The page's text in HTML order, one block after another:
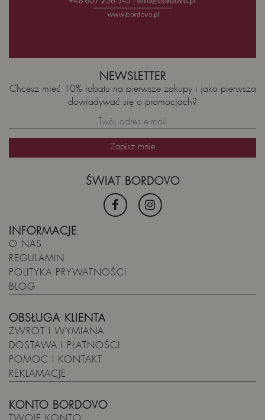
INFORMACJE
O NAS
REGULAMIN
POLITYKA PRYWATNOŚCI
BLOG
OBSŁUGA KLIENTA
ZWROT I WYMIANA
DOSTAWA I PŁATNOŚCI
POMOC I KONTAKT
REKLAMACJE
KONTO BORDOVO
ŚWIAT BORDOVO
NEWSLETTER
Chcesz mieć 10% rabatu na pierwsze zakupy i jako pierwsza
dowiadywać się o promocjach?